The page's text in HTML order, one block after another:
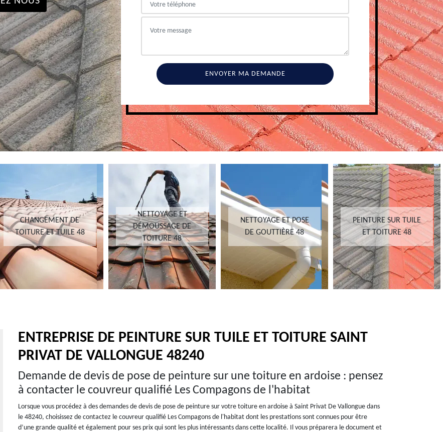
CHANGEMENT DE
TOITURE ET TUILE 48
NETTOYAGE ET
DÉMOUSSAGE DE
TOITURE 48
NETTOYAGE ET POSE
DE GOUTTIÈRE 48
PEINTURE SUR TUILE
ET TOITURE 48
ENTREPRISE DE PEINTURE SUR TUILE ET TOITURE SAINT
PRIVAT DE VALLONGUE 48240
Demande de devis de pose de peinture sur une toiture en ardoise : pensez
à contacter le couvreur qualifié Les Compagons de l'habitat
Lorsque vous procédez à des demandes de devis de pose de peinture sur votre toiture en ardoise à Saint Privat De Vallongue dans
le 48240, choisissez de contactez le couvreur qualifié Les Compagons de l'habitat dont les prestations sont connues pour être
d’une grande qualité et également pour ses prix qui sont les plus intéressants dans cette localité. Il vous préparera le document et